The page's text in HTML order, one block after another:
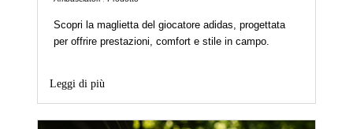
Scopri la maglietta del giocatore adidas, progettata
per offrire prestazioni, comfort e stile in campo.
Leggi di più